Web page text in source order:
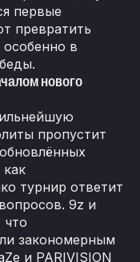
первые
превратить
в
нового
пропустит
турнир ответит
9z и
закономерным
и PARIVISION